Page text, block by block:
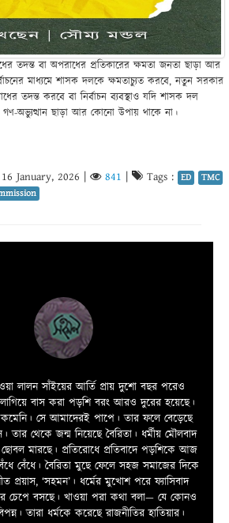
তদন্ত বা অপরাধের প্রতিকারের ক্ষমতা জনতা ছাড়া আর
মাধ্যমে শাসক দলকে ক্ষমতাচ্যুত করবে, নতুন সরকার
তদন্ত করবে বা নির্বাচন ব্যবস্থাও যদি শাসক দল
অভ্যুত্থান ছাড়া আর কোনো উপায় থাকে না।
16 January, 2026 841 Tags : ED
TMC
লালন সাঁইয়ের আর্তি প্রায় দুশো বছর পরেও
বাস করা পড়শি বরং আরও দুরের হয়েছে।
কমেনি। সে আমাদেরই পাপে। তার ফলে বেড়েছে
তার থেকে জন্ম নিয়েছে বৈরিতা। ধর্মীয় মৌলবাদ
ছোবল মারছে। প্রতিরোধে প্রতিবাদে পড়শিকে আজ
বেঁধে। বৈরিতা মুছে ফেলে সহজ সমাজের দিকে
প্রয়াস, ‘সহমন’। ধর্মের মুখোশ পরে ফ্যাসিবাদ
চেপে বসছে। খাওয়া পরা কথা বলা—­­ যে কোনও
তারা ধর্মকে করেছে রাজনীতির হাতিয়ার।